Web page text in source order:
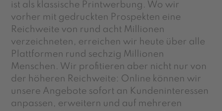
ist als klassische Printwerbung. Wo wir
vorher mit gedruckten Prospekten eine
Reichweite von rund acht Millionen
verzeichneten, erreichen wir heute über alle
Plattformen rund sechzig Millionen
Menschen. Wir profitieren aber nicht nur von
der höheren Reichweite: Online können wir
unsere Angebote sofort an Kundeninteressen
anpassen, erweitern und auf mehreren